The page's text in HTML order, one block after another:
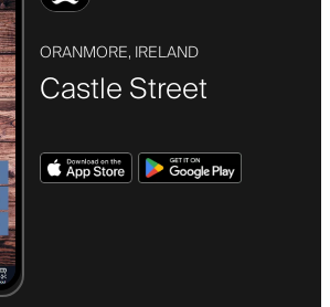
ORANMORE, IRELAND
Castle Street